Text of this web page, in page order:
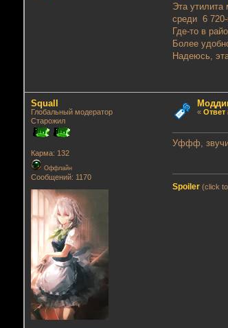
Эта утилита
среди 6 720-
Где-то в
Более
Надеюсь,
Squall
Глобальный модератор
Старожил
Карма: 132
Оффлайн
Сообщений: 1170
« Ответ
Уффф,
Spoiler (click